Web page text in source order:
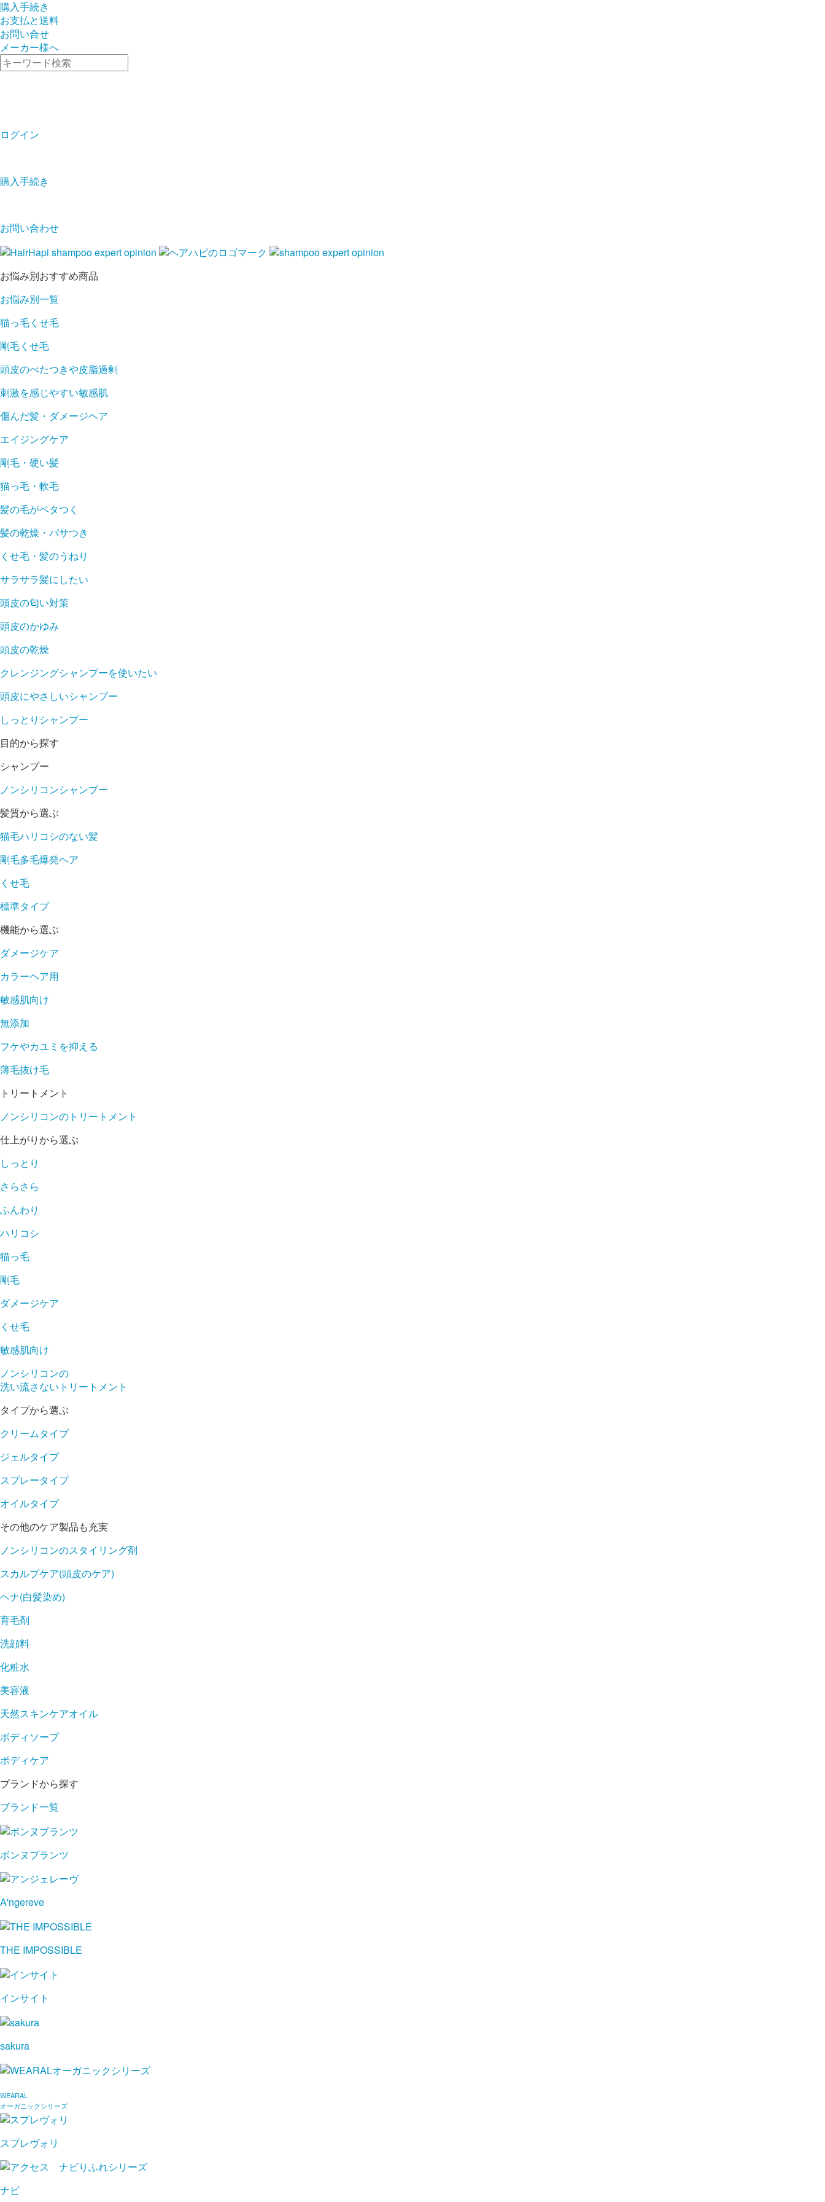
購入手続き
お支払と送料
お問い合せ
メーカー様へ
ログイン
購入手続き
お問い合わせ
お悩み別おすすめ商品
お悩み別一覧
猫っ毛くせ毛
剛毛くせ毛
頭皮のべたつきや皮脂過剰
刺激を感じやすい敏感肌
傷んだ髪・ダメージヘア
エイジングケア
剛毛・硬い髪
猫っ毛・軟毛
髪の毛がベタつく
髪の乾燥・パサつき
くせ毛・髪のうねり
サラサラ髪にしたい
頭皮の匂い対策
頭皮のかゆみ
頭皮の乾燥
クレンジングシャンプーを使いたい
頭皮にやさしいシャンプー
しっとりシャンプー
目的から探す
シャンプー
ノンシリコンシャンプー
髪質から選ぶ
猫毛ハリコシのない髪
剛毛多毛爆発ヘア
くせ毛
標準タイプ
機能から選ぶ
ダメージケア
カラーヘア用
敏感肌向け
無添加
フケやカユミを抑える
薄毛抜け毛
トリートメント
ノンシリコンのトリートメント
仕上がりから選ぶ
しっとり
さらさら
ふんわり
ハリコシ
猫っ毛
剛毛
ダメージケア
くせ毛
敏感肌向け
ノンシリコンの
洗い流さないトリートメント
タイプから選ぶ
クリームタイプ
ジェルタイプ
スプレータイプ
オイルタイプ
その他のケア製品も充実
ノンシリコンのスタイリング剤
スカルプケア(頭皮のケア)
ヘナ(白髪染め)
育毛剤
洗顔料
化粧水
美容液
天然スキンケアオイル
ボディソープ
ボディケア
ブランドから探す
ブランド一覧
ボンヌプランツ
A'ngereve
THE IMPOSSIBLE
インサイト
sakura
WEARAL
オーガニックシリーズ
スプレヴォリ
ナビ